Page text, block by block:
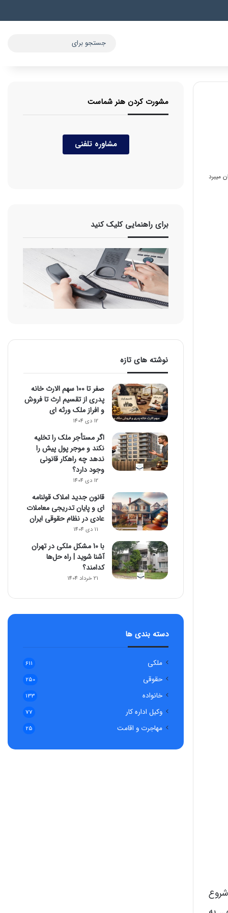
شروع
مشورت کردن هنر شماست
مشاوره تلفنی
برای راهنمایی کلیک کنید
نوشته های تازه
صفر تا 100 سهم الارث خانه
پدری از تقسیم ارث تا فروش
و افراز ملک ورثه ای
12 دی 1404
اگر مستأجر ملک را تخلیه
نکند و موجر پول پیش را
ندهد چه راهکار قانونی
وجود دارد؟
12 دی 1404
قانون جدید املاک قولنامه
ای و پایان تدریجی معاملات
عادی در نظام حقوقی ایران
11 دی 1404
با 10 مشکل ملکی در تهران
آشنا شوید | راه حل‌ها
کدامند؟
21 خرداد 1404
دسته بندی ها
ملکی 611
حقوقی 250
خانواده 133
وکیل اداره کار 77
مهاجرت و اقامت 25